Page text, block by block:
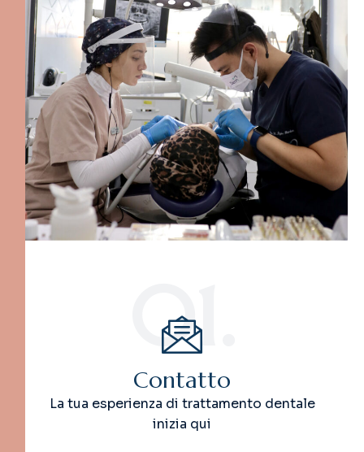
01.
Contatto
La tua esperienza di trattamento dentale
inizia qui